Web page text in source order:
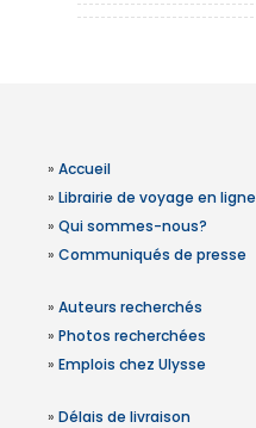
» Accueil
» Librairie de voyage en ligne
» Qui sommes-nous?
» Communiqués de presse
» Auteurs recherchés
» Photos recherchées
» Emplois chez Ulysse
» Délais de livraison